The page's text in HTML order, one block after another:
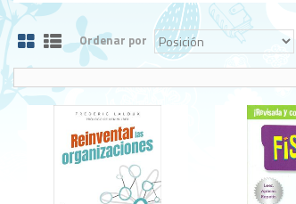
Ordenar por